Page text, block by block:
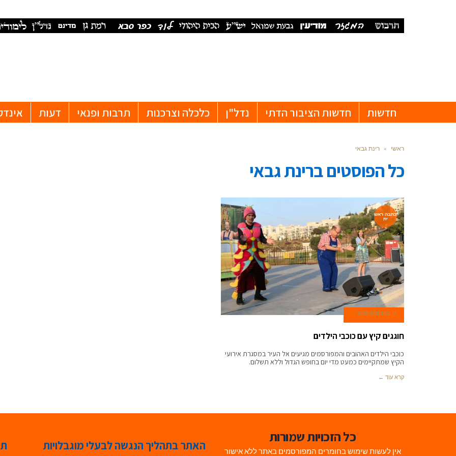
חדשות חדשות הציבור הדתי נדל"ן כלכלה וצרכנות תרבות ופנאי דעות
ראשי » רינת גבאי
כל הפוסטים ברינת גבאי
כתבה ראש
ית
13 באוגוסט 2018
חוגגים קיץ עם כוכבי הילדים
כוכבי הילדים האהובים והמפורסמים מגיעים אל העיר במסגרת אירועי
הקיץ שמתקיימים כמעט מדי יום בחופש הגדול וללא תשלום.
קרא עוד ←
כל הזכויות שמורות
אין לעשות שימוש בחומרים המפורסמים באתר ללא אישור האתר בתהליך הנגשה לבעלי מוגבלויות